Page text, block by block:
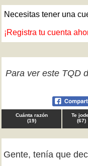
Necesitas tener una
¡Registra tu cuenta
Para ver este TQD
Cuánta razón
(19)
Te
(67)
Gente, tenía que